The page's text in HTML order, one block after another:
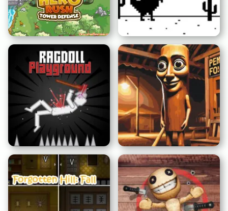
クレイジー・ドリフター
バトルロワイアルシミュレ
ーター
ヒーローラッシュ タワー
ディフェンス
恐竜ゲーム